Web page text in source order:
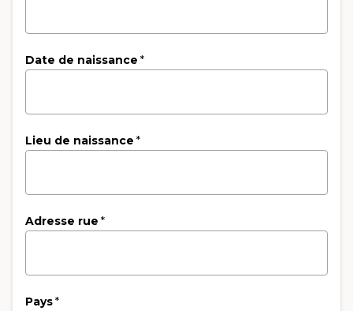
Date de naissance *
Lieu de naissance *
Adresse rue *
Pays*